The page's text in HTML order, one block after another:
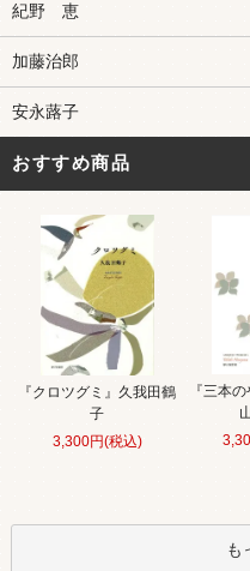
紀野 恵
加藤治郎
安永蕗子
おすすめ商品
『クロツグミ』久我田鶴
子
3,300円(税込)
『三本
も